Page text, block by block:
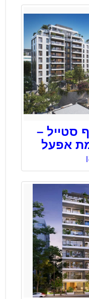
סטייל –
אפעל